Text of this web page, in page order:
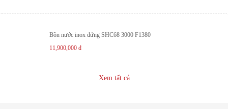
Bồn nước inox đứng SHC68 3000 F1380
11,900,000đ
Xem tất cả